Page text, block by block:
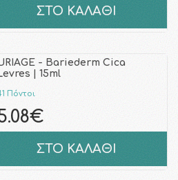
ΣΤΟ ΚΑΛΑΘΙ
- Bariederm Cica
| 15ml
Πόντοι
ΣΤΟ ΚΑΛΑΘΙ